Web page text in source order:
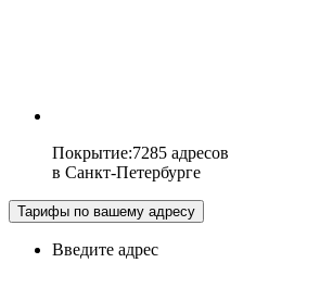
Покрытие:7285 адресов
в Санкт-Петербурге
Тарифы по вашему адресу
Введите адрес